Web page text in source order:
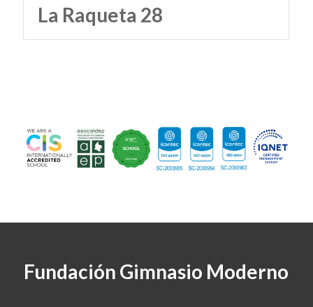
La Raqueta 28
Fundación Gimnasio Moderno